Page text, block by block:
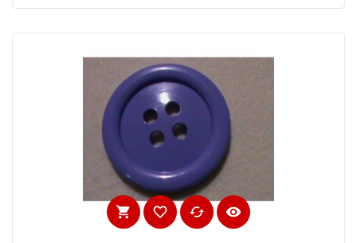
shopping_cart favorite_border cached visibility